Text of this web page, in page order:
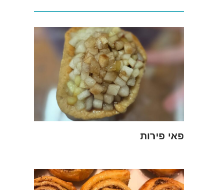
פאי פירות